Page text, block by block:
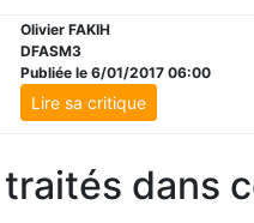
Olivier FAKIH
DFASM3
Publiée le 6/01/2017 06:00
Lire sa critique
dans